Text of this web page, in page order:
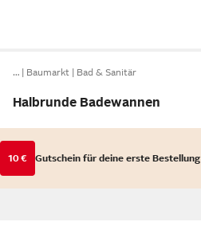
… Baumarkt Bad & Sanitär
Halbrunde Badewannen
10 € Gutschein für deine erste Bestellung